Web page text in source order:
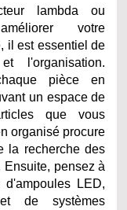
lambda ou
votre
il est essentiel de
l'organisation.
pièce en
un espace de
que vous
organisé procure
la recherche des
pensez à
d'ampoules LED,
de systèmes